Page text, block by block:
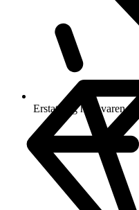
Erstatning hvis varen